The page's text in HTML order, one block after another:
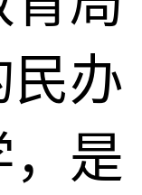
民办
，是